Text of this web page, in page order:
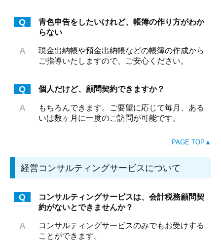
Q
青色申告をしたいけれど、帳簿の作り方がわか
らない
A
現金出納帳や預金出納帳などの帳簿の作成から
ご指導いたしますので、ご安心ください。
Q 個人だけど、顧問契約できますか？
A
もちろんできます。ご要望に応じて毎月、ある
いは数ヶ月に一度のご訪問が可能です。
PAGE TOP▲
経営コンサルティングサービスについて
Q
コンサルティングサービスは、会計税務顧問契
約がないとできませんか？
A
コンサルティングサービスのみでもお受けする
ことができます。